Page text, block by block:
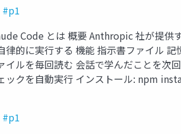
#p1
Code とは 概要 Anthropic 社が提供
律的に実行する 機能 指示書ファイル
イルを毎回読む 会話で学んだことを次
ックを自動実行 インストール: npm
#p1